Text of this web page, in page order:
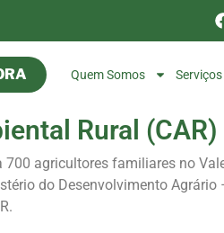
Quem Somos Serviços
Rural
agricultores familiares no
do Desenvolvimento